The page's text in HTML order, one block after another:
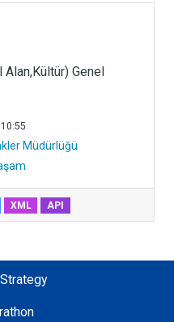
Genel
Müdürlüğü
XML API